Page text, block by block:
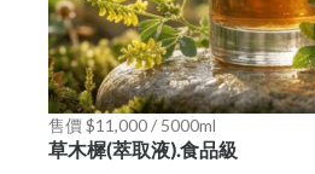
售價 $11,000 / 5000ml
草木樨(萃取液).食品級